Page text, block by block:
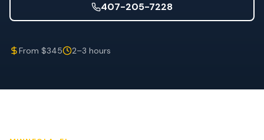
飓风后安全检查
407-205-7228
From $345 2–3 hours